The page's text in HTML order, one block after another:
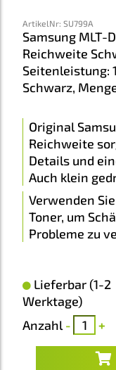
Samsung MLT-
Reichweite
Seitenleistung:
Schwarz,
Original
Reichweite
Details und
Auch klein
Verwenden
Toner, um
Probleme zu
Lieferbar (1-2
Werktage)
Anzahl - +
ArtikelNr: SU799A